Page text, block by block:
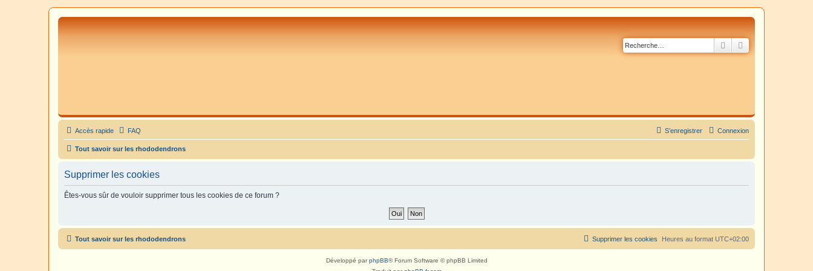
Rechercher
Accès rapide FAQ Connexion
S’enregistrer
Tout savoir sur les rhododendrons
Supprimer les cookies
Êtes-vous sûr de vouloir supprimer tous les cookies de ce forum ?
Tout savoir sur les rhododendrons Heures au format UTC+02:00
Supprimer les cookies
Développé parphpBB® Forum Software © phpBB Limited